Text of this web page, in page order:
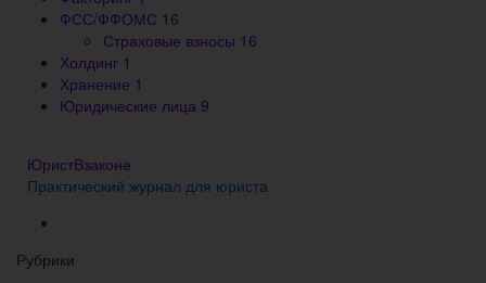
ФСС/ФФОМС 16
Страховые взносы 16
Холдинг 1
Хранение 1
Юридические лица 9
ЮристВзаконе
Практический журнал для юриста
Рубрики